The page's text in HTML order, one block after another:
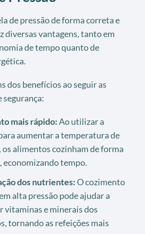
de pressão de forma correta e
diversas vantagens, tanto em
de tempo quanto de
dos benefícios ao seguir as
segurança:
mais rápido:Ao utilizar a
aumentar a temperatura de
os alimentos cozinham de forma
economizando tempo.
dos nutrientes:O cozimento
alta pressão pode ajudar a
vitaminas e minerais dos
tornando as refeições mais